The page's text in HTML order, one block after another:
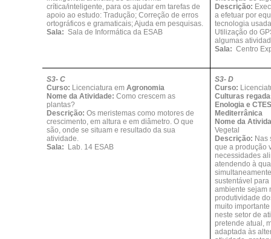
crítica/inteligente, para os ajudar em tarefas de
apoio ao estudo: Tradução; Correção de erros
ortográficos e gramaticais; Ajuda em pesquisas.
Sala: Sala de Informática da ESAB
Descrição:
a efetuar por
tecnologia
Utilização do
algumas
Sala: Centro
S3- C
Curso: Licenciatura emAgronomia
Nome da Atividade: Como crescem as
plantas?
Descrição: Os meristemas como motores de
crescimento, em altura e em diâmetro. O que
são, onde se situam e resultado da sua
atividade.
Sala:
Lab. 14 ESAB
S3- D
Curso:
Culturas
Enologia e
Mediterrânica
Nome da
Vegetal
Descrição: Nas
que a produção
necessidades
atendendo à
sustentável
ambiente sejam
produtividade
muito
neste setor de
pretende atual,
adaptada às